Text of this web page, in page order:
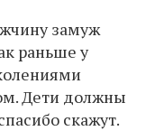
замуж
раньше у
Дети должны
скажут.